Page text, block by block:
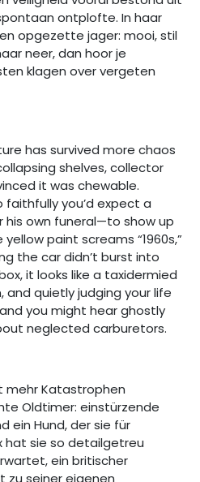
ontplofte. In haar
opgezette jager: mooi, stil
neer, dan hoor je
klagen over vergeten
has survived more chaos
shelves, collector
it was chewable.
you’d expect a
own funeral—to show up
paint screams “1960s,”
the car didn’t burst into
it looks like a taxidermied
quietly judging your life
you might hear ghostly
neglected carburetors.
mehr Katastrophen
Oldtimer: einstürzende
ein Hund, der sie für
hat sie so detailgetreu
ein britischer